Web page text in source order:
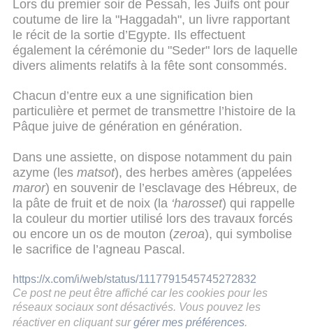
Lors du premier soir de Pessah, les Juifs ont pour
coutume de lire la "Haggadah", un livre rapportant
le récit de la sortie d’Egypte. Ils effectuent
également la cérémonie du "Seder" lors de laquelle
divers aliments relatifs à la fête sont consommés.
Chacun d’entre eux a une signification bien
particulière et permet de transmettre l’histoire de la
Pâque juive de génération en génération.
Dans une assiette, on dispose notamment du pain
azyme (les matsot), des herbes amères (appelées
maror) en souvenir de l’esclavage des Hébreux, de
la pâte de fruit et de noix (la ‘harosset) qui rappelle
la couleur du mortier utilisé lors des travaux forcés
ou encore un os de mouton (zeroa), qui symbolise
le sacrifice de l’agneau Pascal.
https://x.com/i/web/status/1117791545745272832
Ce post ne peut être affiché car les cookies pour les
réseaux sociaux sont désactivés. Vous pouvez les
réactiver en cliquant sur gérer mes préférences.